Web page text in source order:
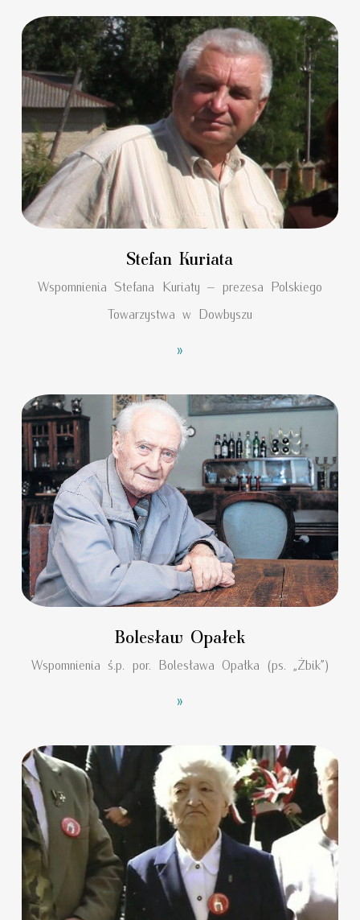
Stefan Kuriata
Wspomnienia Stefana Kuriaty – prezesa Polskiego
Towarzystwa w Dowbyszu
»
Bolesław Opałek
Wspomnienia ś.p. por. Bolesława Opałka (ps. „Żbik”)
»